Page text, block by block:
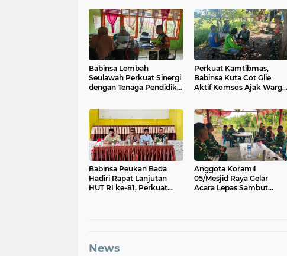
Babinsa Lembah
Seulawah Perkuat Sinergi
dengan Tenaga Pendidik,
Bahaya Narkoba
Perkuat Kamtibmas,
Babinsa Kuta Cot Glie
Aktif Komsos Ajak Warga
Babinsa Peukan Bada
Hadiri Rapat Lanjutan
HUT RI ke-81, Perkuat
Anggota Koramil
05/Mesjid Raya Gelar
Acara Lepas Sambut
News